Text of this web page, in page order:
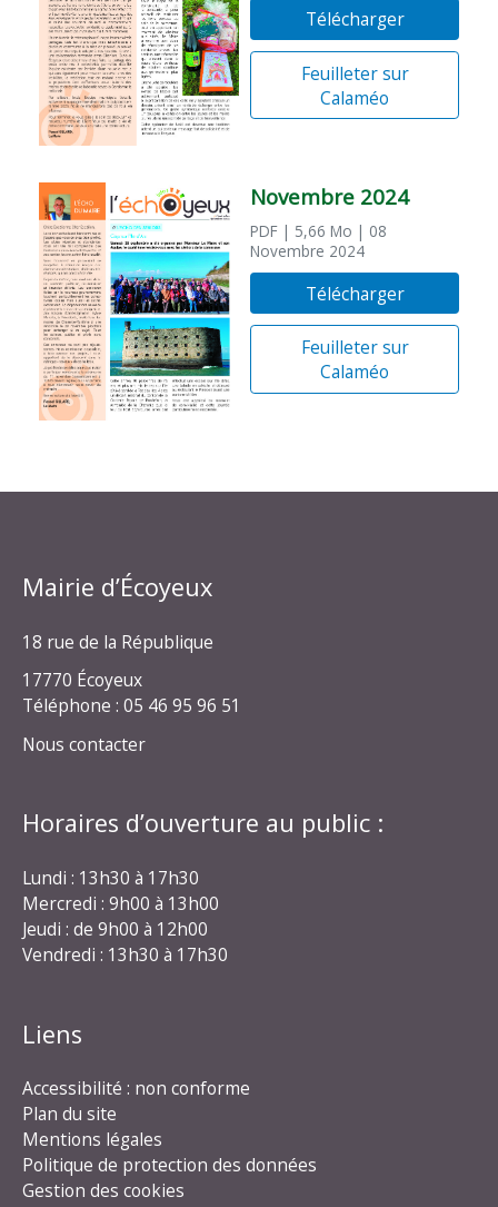
Télécharger
Feuilleter sur
Calaméo
Novembre 2024
PDF | 5,66 Mo | 08
Novembre 2024
Télécharger
Feuilleter sur
Calaméo
Mairie d’Écoyeux
18 rue de la République
17770 Écoyeux
Téléphone : 05 46 95 96 51
Nous contacter
Horaires d’ouverture au public :
Lundi : 13h30 à 17h30
Mercredi : 9h00 à 13h00
Jeudi : de 9h00 à 12h00
Vendredi : 13h30 à 17h30
Liens
Accessibilité : non conforme
Plan du site
Mentions légales
Politique de protection des données
Gestion des cookies